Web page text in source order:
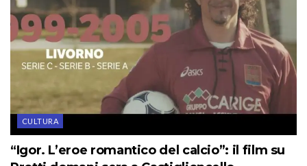
CULTURA
“Igor. L’eroe romantico del calcio”: il film su